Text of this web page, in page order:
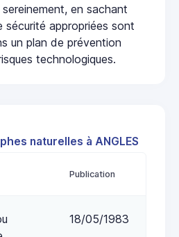
en sachant
sécurité appropriées sont
un plan de prévention
technologiques.
naturelles à ANGLES
Publication
18/05/1983